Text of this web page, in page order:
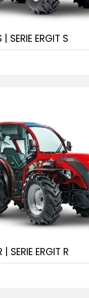
SERIE ERGIT S
SERIE ERGIT R